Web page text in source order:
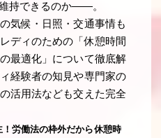
持できるのか――。
気候・日照・交通事情も
ディのための「休憩時間
最適化」について徹底解
経験者の知見や専門家の
活用法なども交えた完全
労働法の枠外だから休憩時